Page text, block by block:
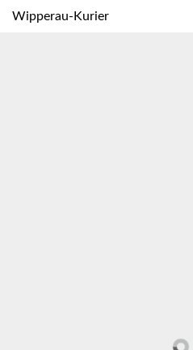
Wipperau-Kurier